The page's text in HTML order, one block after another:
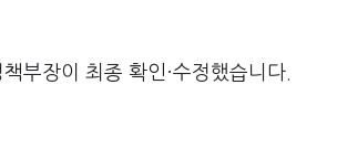
부장이 최종 확인·수정했습니다.